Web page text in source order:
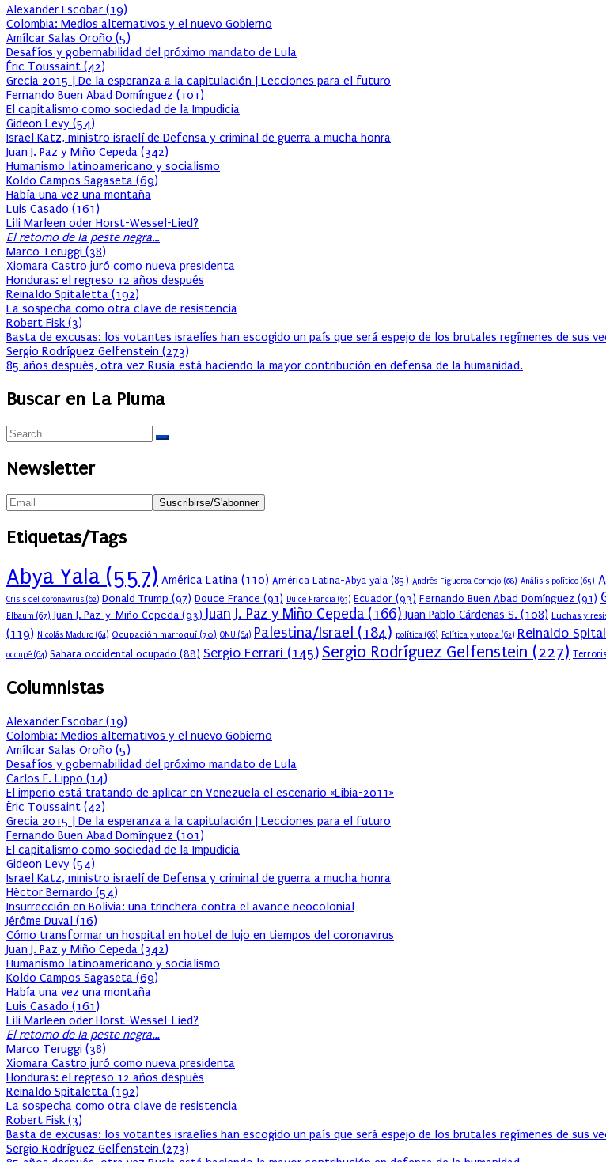
Alexander Escobar (19)
Colombia: Medios alternativos y el nuevo Gobierno
Amílcar Salas Oroño (5)
Desafíos y gobernabilidad del próximo mandato de Lula
Éric Toussaint (42)
Grecia 2015 | De la esperanza a la capitulación | Lecciones para el futuro
Fernando Buen Abad Domínguez (101)
El capitalismo como sociedad de la Impudicia
Gideon Levy (54)
Israel Katz, ministro israelí de Defensa y criminal de guerra a mucha honra
Juan J. Paz y Miño Cepeda (342)
Humanismo latinoamericano y socialismo
Koldo Campos Sagaseta (69)
Había una vez una montaña
Luis Casado (161)
Lili Marleen oder Horst-Wessel-Lied?
El retorno de la peste negra…
Marco Teruggi (38)
Xiomara Castro juró como nueva presidenta
Honduras: el regreso 12 años después
Reinaldo Spitaletta (192)
La sospecha como otra clave de resistencia
Robert Fisk (3)
Basta de excusas: los votantes israelíes han escogido un país que será espejo de los brutales regímenes de sus
Sergio Rodríguez Gelfenstein (273)
85 años después, otra vez Rusia está haciendo la mayor contribución en defensa de la humanidad.
Buscar en La Pluma
Newsletter
Etiquetas/Tags
Abya Yala (557) América Latina (110) América Latina-Abya yala (85) Andrés Figueroa Cornejo (68) Análisis político (65)
Crisis del coronavirus (62) Donald Trump (97) Douce France (91) Dulce Francia (63) Ecuador (93) Fernando Buen Abad Domínguez (91)
Elbaum (67) Juan J. Paz-y-Miño Cepeda (93) Juan J. Paz y Miño Cepeda (166) Juan Pablo Cárdenas S. (108) Luchas y
(119) Nicolás Maduro (64) Ocupación marroquí (70) ONU (64) Palestina/Israel (184) política (66) Política y utopia (62) Reinaldo
occupé (64) Sahara occidental ocupado (88) Sergio Ferrari (145) Sergio Rodríguez Gelfenstein (227)
Columnistas
Alexander Escobar (19)
Colombia: Medios alternativos y el nuevo Gobierno
Amílcar Salas Oroño (5)
Desafíos y gobernabilidad del próximo mandato de Lula
Carlos E. Lippo (14)
El imperio está tratando de aplicar en Venezuela el escenario «Libia-2011»
Éric Toussaint (42)
Grecia 2015 | De la esperanza a la capitulación | Lecciones para el futuro
Fernando Buen Abad Domínguez (101)
El capitalismo como sociedad de la Impudicia
Gideon Levy (54)
Israel Katz, ministro israelí de Defensa y criminal de guerra a mucha honra
Héctor Bernardo (54)
Insurrección en Bolivia: una trinchera contra el avance neocolonial
Jérôme Duval (16)
Cómo transformar un hospital en hotel de lujo en tiempos del coronavirus
Juan J. Paz y Miño Cepeda (342)
Humanismo latinoamericano y socialismo
Koldo Campos Sagaseta (69)
Había una vez una montaña
Luis Casado (161)
Lili Marleen oder Horst-Wessel-Lied?
El retorno de la peste negra…
Marco Teruggi (38)
Xiomara Castro juró como nueva presidenta
Honduras: el regreso 12 años después
Reinaldo Spitaletta (192)
La sospecha como otra clave de resistencia
Robert Fisk (3)
Basta de excusas: los votantes israelíes han escogido un país que será espejo de los brutales regímenes de sus
Sergio Rodríguez Gelfenstein (273)